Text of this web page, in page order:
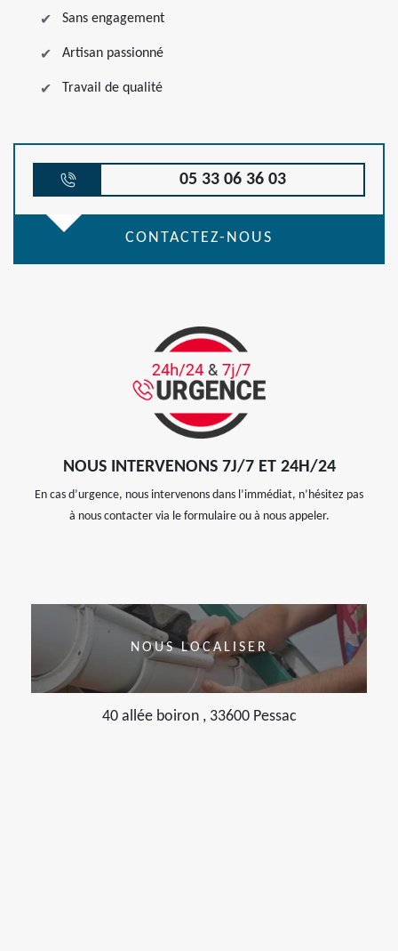
Sans engagement
Artisan passionné
Travail de qualité
05 33 06 36 03
CONTACTEZ-NOUS
NOUS INTERVENONS 7J/7 ET 24H/24
En cas d’urgence, nous intervenons dans l’immédiat, n’hésitez pas
à nous contacter via le formulaire ou à nous appeler.
NOUS LOCALISER
40 allée boiron , 33600 Pessac